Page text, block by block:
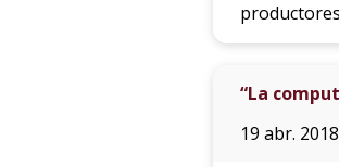
“La
19 abr. 2018